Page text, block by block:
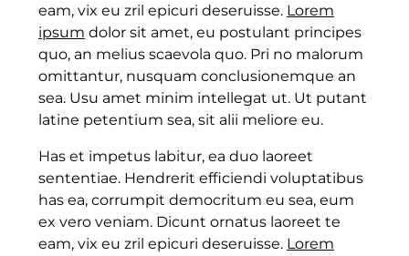
eam, vix eu zril epicuri deseruisse. Lorem
ipsum dolor sit amet, eu postulant principes
quo, an melius scaevola quo. Pri no malorum
omittantur, nusquam conclusionemque an
sea. Usu amet minim intellegat ut. Ut putant
latine petentium sea, sit alii meliore eu.
Has et impetus labitur, ea duo laoreet
sententiae. Hendrerit efficiendi voluptatibus
has ea, corrumpit democritum eu sea, eum
ex vero veniam. Dicunt ornatus laoreet te
eam, vix eu zril epicuri deseruisse. Lorem